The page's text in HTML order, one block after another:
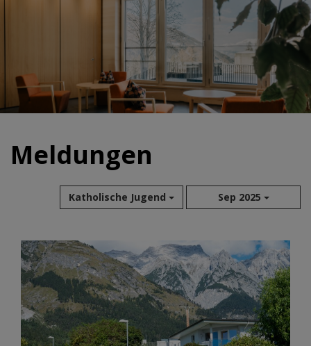
Meldungen
Katholische Jugend Sep 2025
Aug 2026
Jul 2026
Jun 2026
Mai 2026
Apr 2026
Mär 2026